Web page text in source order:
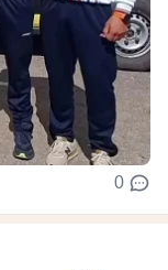
0